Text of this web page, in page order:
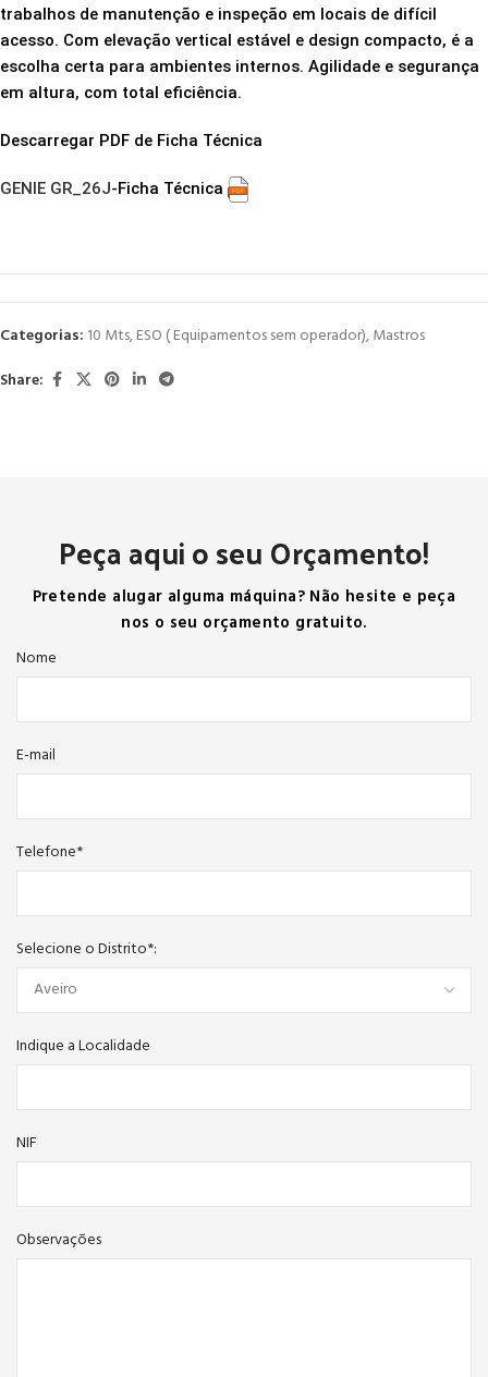
trabalhos de manutenção e inspeção em locais de difícil
acesso. Com elevação vertical estável e design compacto, é a
escolha certa para ambientes internos. Agilidade e segurança
em altura, com total eficiência.
Descarregar PDF de Ficha Técnica
GENIE GR_26J-Ficha Técnica
Categorias: 10 Mts,ESO ( Equipamentos sem operador),Mastros
Share:
Peça aqui o seu Orçamento!
Pretende alugar alguma máquina? Não hesite e peça
nos o seu orçamento gratuito.
Nome
E-mail
Telefone*
Selecione o Distrito*:
Indique a Localidade
NIF
Observações